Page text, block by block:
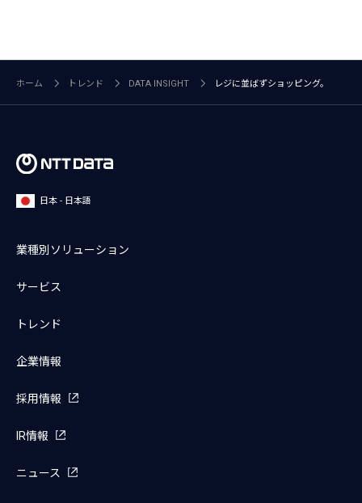
ホーム トレンド DATA INSIGHT レジに並ばずショッピング。
日本 - 日本語
業種別ソリューション
サービス
トレンド
企業情報
採用情報
IR情報
ニュース